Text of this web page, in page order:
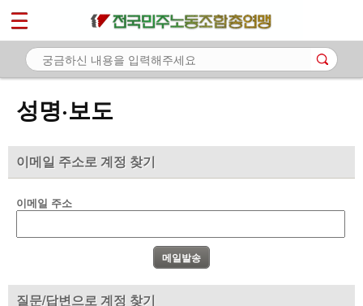
성명·보도
이메일 주소로 계정 찾기
이메일 주소
질문/답변으로 계정 찾기
마이페이지
소개
- 공지사항
- 성명·보도
부설기관